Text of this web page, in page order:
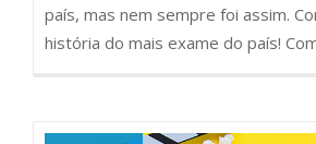
país, mas nem sempre foi assim.
história do mais exame do país!